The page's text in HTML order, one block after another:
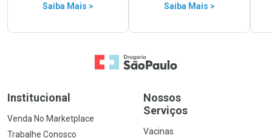
Saiba Mais > Saiba Mais >
Ir para a Home
Institucional
Venda No Marketplace
Trabalhe Conosco
Nossos
Serviços
Vacinas